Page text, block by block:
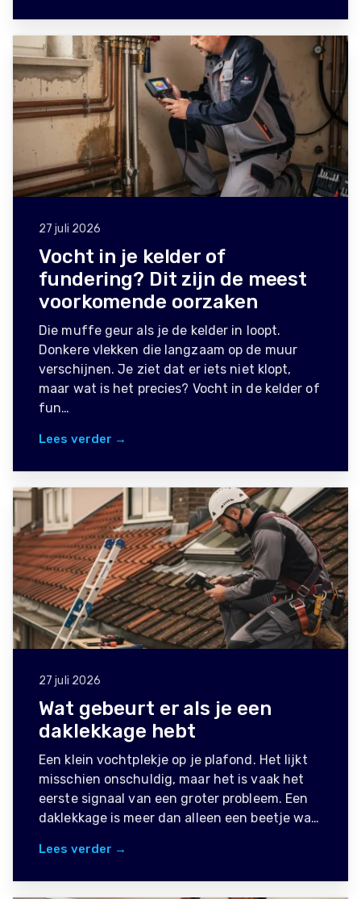
27 juli 2026
Vocht in je kelder of
fundering? Dit zijn de meest
voorkomende oorzaken
Die muffe geur als je de kelder in loopt.
Donkere vlekken die langzaam op de muur
verschijnen. Je ziet dat er iets niet klopt,
maar wat is het precies? Vocht in de kelder of
fun…
Lees verder →
27 juli 2026
Wat gebeurt er als je een
daklekkage hebt
Een klein vochtplekje op je plafond. Het lijkt
misschien onschuldig, maar het is vaak het
eerste signaal van een groter probleem. Een
daklekkage is meer dan alleen een beetje wa…
Lees verder →